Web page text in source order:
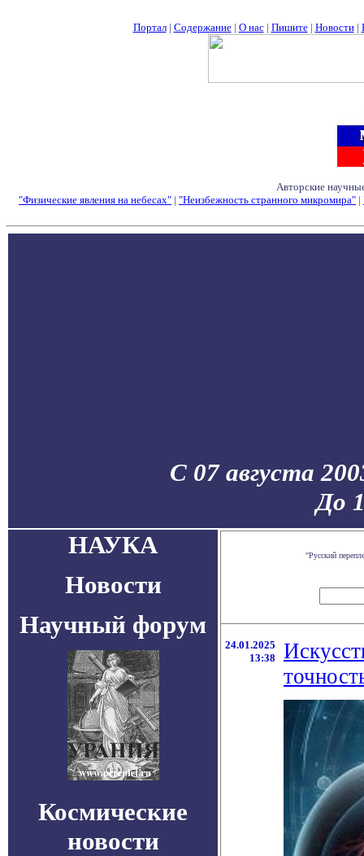
Портал| Содержание| О нас| Пишите| Новости|
Авторские
"Физические явления на небесах" | "Неизбежность странного микромира" |
С 07 августа
До
НАУКА
Новости
Научный форум
Космические
новости
"Русский
24.01.2025
13:38